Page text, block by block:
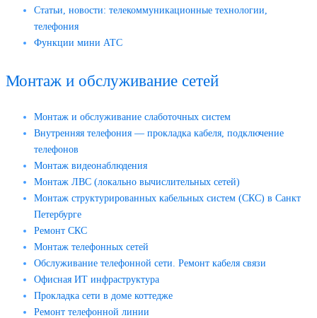
Статьи, новости: телекоммуникационные технологии,
телефония
Функции мини АТС
Монтаж и обслуживание сетей
Монтаж и обслуживание слаботочных систем
Внутренняя телефония — прокладка кабеля, подключение
телефонов
Монтаж видеонаблюдения
Монтаж ЛВС (локально вычислительных сетей)
Монтаж структурированных кабельных систем (СКС) в Санкт
Петербурге
Ремонт СКС
Монтаж телефонных сетей
Обслуживание телефонной сети. Ремонт кабеля связи
Офисная ИТ инфраструктура
Прокладка сети в доме коттедже
Ремонт телефонной линии